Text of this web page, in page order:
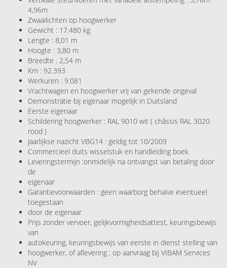
4,96m
Zwaailichten op hoogwerker
Gewicht : 17.480 kg
Lengte : 8,01 m
Hoogte : 3,80 m
Breedte : 2,54 m
Km : 92.393
Werkuren : 9.081
Vrachtwagen en hoogwerker vrij van gekende ongeval
Demonstratie bij eigenaar mogelijk in Duitsland
Eerste eigenaar
Schildering hoogwerker : RAL 9010 wit ( châssis RAL 3020
rood )
Jaarlijkse nazicht VBG14 : geldig tot 10/2009
Commercieel duits wisselstuk en handleiding boek
Leveringstermijn :onmidelijk na ontvangst van betaling door
de
eigenaar
Garantievoorwaarden : geen waarborg behalve eventueel
toegestaan
door de eigenaar
Prijs zonder vervoer, gelijkvormigheidsattest, keuringsbewijs
van
autokeuring, keuringsbewijs van eerste in dienst stelling van
hoogwerker, of aflevering : op aanvraag bij VIBAM Services
NV